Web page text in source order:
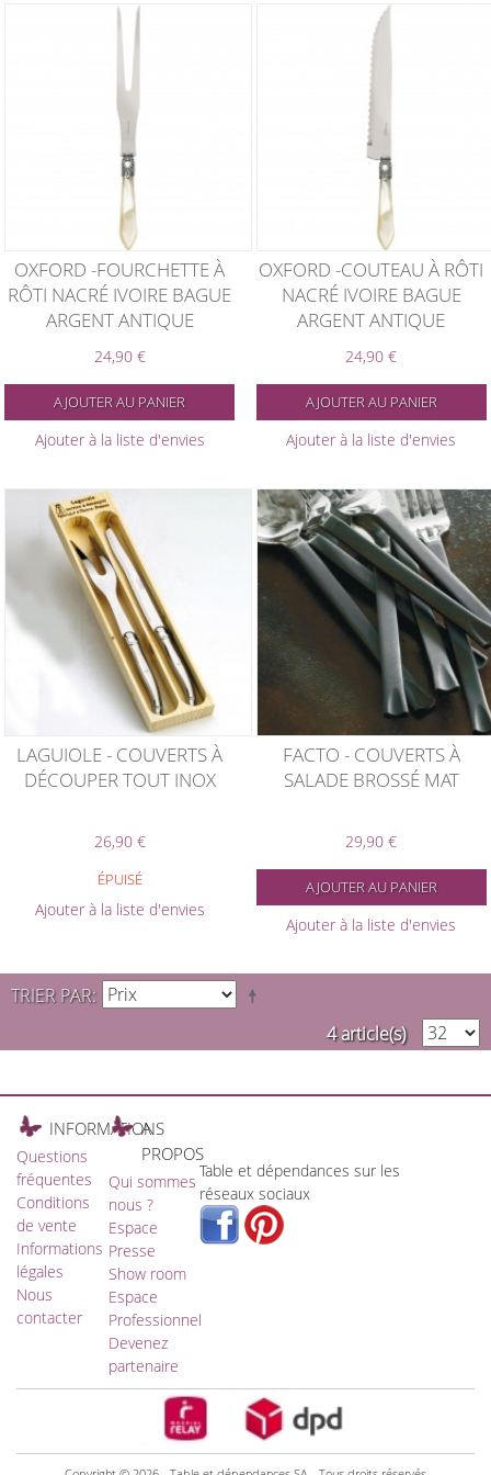
OXFORD -FOURCHETTE À
RÔTI NACRÉ IVOIRE BAGUE
ARGENT ANTIQUE
24,90 €
AJOUTER AU PANIER
Ajouter à la liste d'envies
OXFORD -COUTEAU À RÔTI
NACRÉ IVOIRE BAGUE
ARGENT ANTIQUE
24,90 €
AJOUTER AU PANIER
Ajouter à la liste d'envies
LAGUIOLE - COUVERTS À
DÉCOUPER TOUT INOX
26,90 €
ÉPUISÉ
Ajouter à la liste d'envies
FACTO - COUVERTS À
SALADE BROSSÉ MAT
29,90 €
AJOUTER AU PANIER
Ajouter à la liste d'envies
TRIER PAR
4 article(s)
INFORMATIONS
Questions
fréquentes
Conditions
de vente
Informations
légales
Nous
contacter
A
PROPOS
Qui sommes
nous ?
Espace
Presse
Show room
Espace
Professionnel
Devenez
partenaire
Table et dépendances sur les
réseaux sociaux